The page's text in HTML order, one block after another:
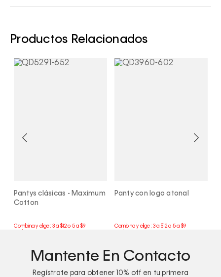
Productos Relacionados
Pantys clásicas - Maximum
Cotton
Panty con logo atonal
Mantente En Contacto
Regístrate para obtener 10% off en tu primera